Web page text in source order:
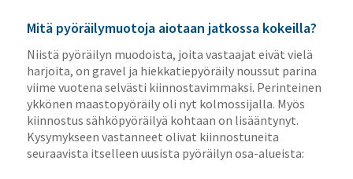
Mitä pyöräilymuotoja aiotaan jatkossa kokeilla?
Niistä pyöräilyn muodoista, joita vastaajat eivät vielä
harjoita, on gravel ja hiekkatiepyöräily noussut parina
viime vuotena selvästi kiinnostavimmaksi. Perinteinen
ykkönen maastopyöräily oli nyt kolmossijalla. Myös
kiinnostus sähköpyöräilyä kohtaan on lisääntynyt.
Kysymykseen vastanneet olivat kiinnostuneita
seuraavista itselleen uusista pyöräilyn osa-alueista: